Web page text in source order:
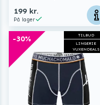
199 kr.
På lager
TILBUD
LINGERIE
VUXENDEALS
-30%